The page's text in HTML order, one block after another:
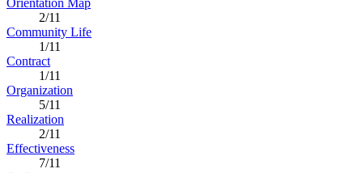
Orientation Map
2/11
Community Life
1/11
Contract
1/11
Organization
5/11
Realization
2/11
Effectiveness
7/11